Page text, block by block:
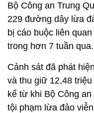
Bộ Công an Trung
229 đường dây lừa
bị cáo buộc liên
trong hơn 7 tuần qua.
Cảnh sát đã phát
và thu giữ 12,48
kể từ khi Bộ Công
tội phạm lừa đảo